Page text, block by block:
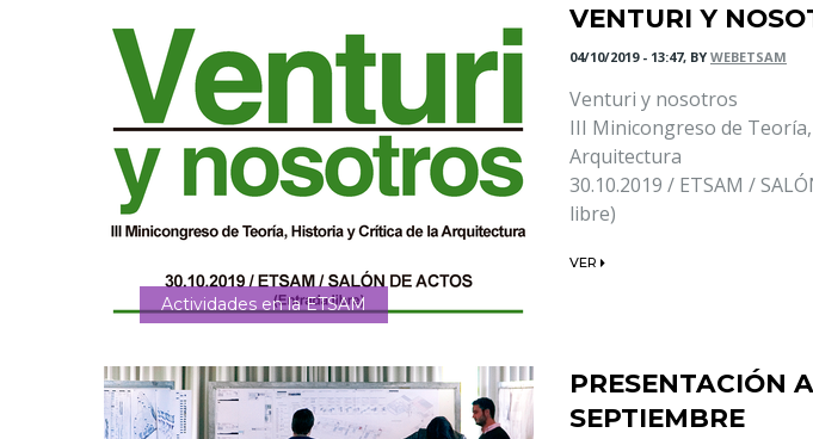
Actividades en la ETSAM
VENTURI Y
04/10/2019 - 13:47, BY WEBETSAM
Venturi y nosotros
III Minicongreso de
Arquitectura
30.10.2019 / ETSAM /
libre)
VER
PRESENTACIÓN
SEPTIEMBRE